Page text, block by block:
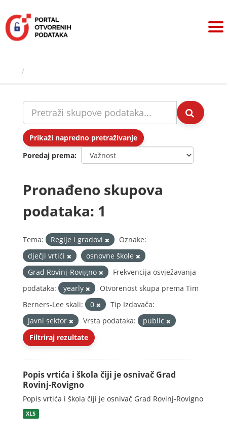
sadržaj
Prikaži napredno pretraživanje
Poredaj prema
Pronađeno skupova
podataka: 1
Tema: Regije i gradovi
Oznake:
dječji vrtići
osnovne škole
Grad Rovinj-Rovigno
Frekvencija osvježavanja
podataka:
yearly
Otvorenost skupa prema Tim
Berners-Lee skali:
0
Tip Izdavača:
Javni sektor
Vrsta podataka:
public
Filtriraj rezultate
Popis vrtića i škola čiji je osnivač Grad
Rovinj-Rovigno
Popis vrtića i škola čiji je osnivač Grad Rovinj-Rovigno
XLS